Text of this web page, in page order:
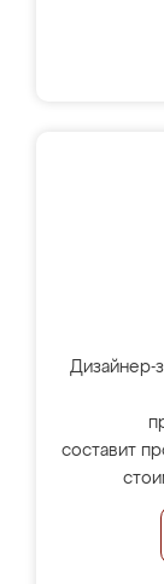
Дизайнер-
составит